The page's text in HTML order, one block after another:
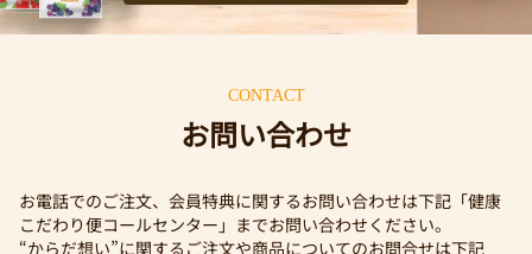
CONTACT
お問い合わせ
お電話でのご注文、会員特典に関するお問い合わせは下記「健康
こだわり便コールセンター」までお問い合わせください。
“からだ想い”に関するご注文や商品についてのお問合せは下記